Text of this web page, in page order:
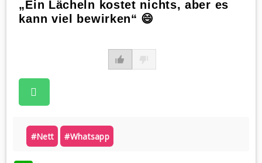
„Ein Lächeln kostet nichts, aber es
kann viel bewirken“ 😄
#nett #whatsapp